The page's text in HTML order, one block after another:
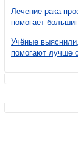
Лечение рака
помогает
Учёные
помогают лучше